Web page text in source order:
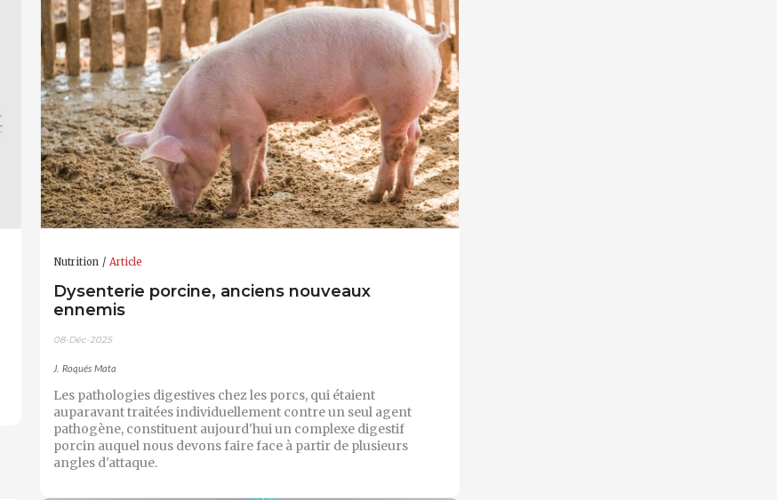
Nutrition Article
Dysenterie porcine, anciens nouveaux
ennemis
08-Déc-2025
J. Roqués Mata
Les pathologies digestives chez les porcs, qui étaient
auparavant traitées individuellement contre un seul agent
pathogène, constituent aujourd'hui un complexe digestif
porcin auquel nous devons faire face à partir de plusieurs
angles d'attaque.